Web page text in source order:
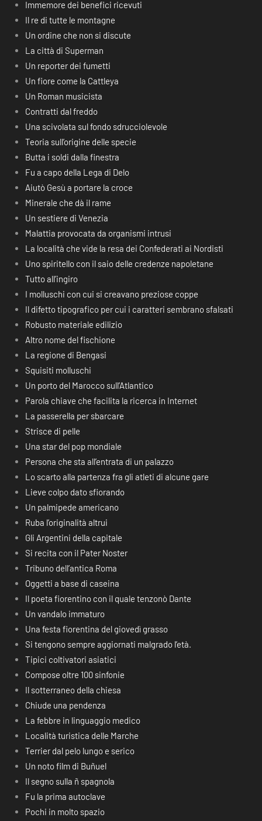
Immemore dei benefici ricevuti
Il re di tutte le montagne
Un ordine che non si discute
La città di Superman
Un reporter dei fumetti
Un fiore come la Cattleya
Un Roman musicista
Contratti dal freddo
Una scivolata sul fondo sdrucciolevole
Teoria sull’origine delle specie
Butta i soldi dalla finestra
Fu a capo della Lega di Delo
Aiutò Gesù a portare la croce
Minerale che dà il rame
Un sestiere di Venezia
Malattia provocata da organismi intrusi
La località che vide la resa dei Confederati ai Nordisti
Uno spiritello con il saio delle credenze napoletane
Tutto all’ingiro
I molluschi con cui si creavano preziose coppe
Il difetto tipografico per cui i caratteri sembrano sfalsati
Robusto materiale edilizio
Altro nome del fischione
La regione di Bengasi
Squisiti molluschi
Un porto del Marocco sull’Atlantico
Parola chiave che facilita la ricerca in Internet
La passerella per sbarcare
Strisce di pelle
Una star del pop mondiale
Persona che sta all’entrata di un palazzo
Lo scarto alla partenza fra gli atleti di alcune gare
Lieve colpo dato sfiorando
Un palmipede americano
Ruba l’originalità altrui
Gli Argentini della capitale
Si recita con il Pater Noster
Tribuno dell’antica Roma
Oggetti a base di caseina
Il poeta fiorentino con il quale tenzonò Dante
Un vandalo immaturo
Una festa fiorentina del giovedì grasso
Si tengono sempre aggiornati malgrado l’età.
Tipici coltivatori asiatici
Compose oltre 100 sinfonie
Il sotterraneo della chiesa
Chiude una pendenza
La febbre in linguaggio medico
Località turistica delle Marche
Terrier dal pelo lungo e serico
Un noto film di Buñuel
Il segno sulla ñ spagnola
Fu la prima autoclave
Pochi in molto spazio